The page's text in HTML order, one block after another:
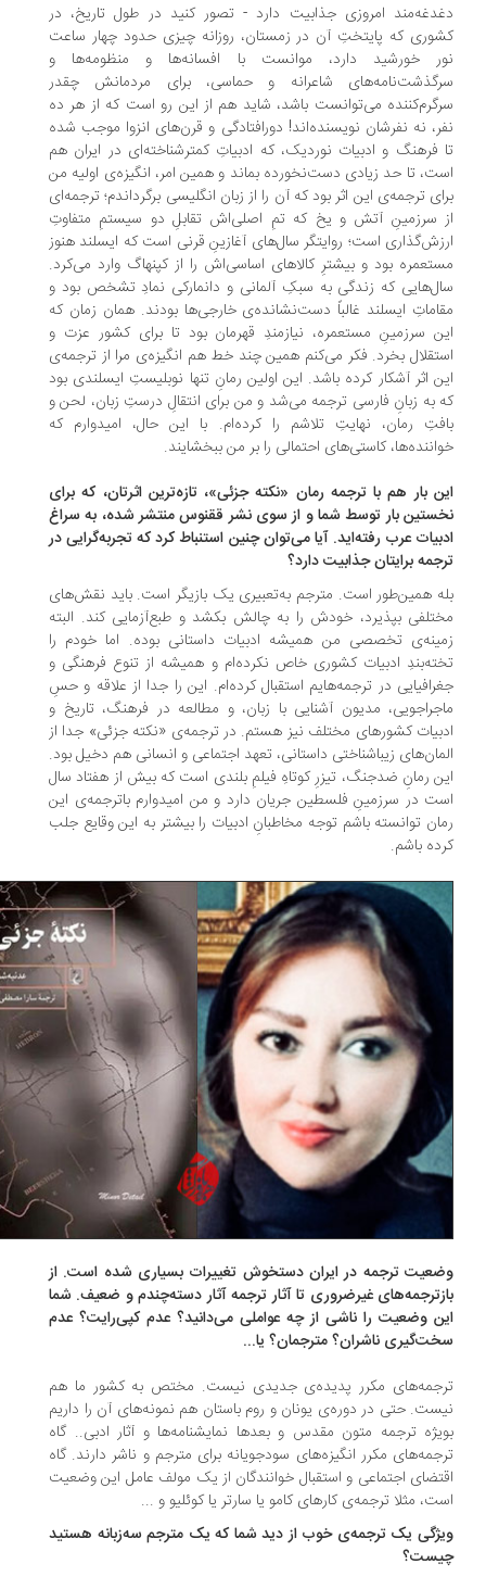
امروزی جذابیت دارد - تصور کنید در طول تاریخ، در
که پایتختِ آن در زمستان، روزانه چیزی حدود چهار ساعت
خورشید دارد، موانست با افسانه‌ها و منظومه‌ها و
شاعرانه و حماسی، برای مردمانش چقدر
می‌توانست باشد، شاید هم از این رو است که از هر ده
نه نفرشان نویسنده‌اند! دورافتادگی و قرن‌های انزوا موجب شده
فرهنگ و ادبیات نوردیک، که ادبیاتِ کمترشناخته‌ای در ایران هم
تا حد زیادی دست‌نخورده بماند و همین امر، انگیزه‌ی اولیه من
ترجمه‌ی این اثر بود که آن را از زبان انگلیسی برگرداندم؛ ترجمه‌ای
سرزمینِ آتش و یخ که تمِ اصلی‌اش تقابلِ دو سیستمِ متفاوتِ
است؛ روایتگر سال‌های آغازینِ قرنی است که ایسلند هنوز
بود و بیشترِ کالاهای اساسی‌اش را از کپنهاگ وارد می‌کرد.
که زندگی به سبکِ آلمانی و دانمارکی نمادِ تشخص بود و
ایسلند غالباً دست‌نشانده‌ی خارجی‌ها بودند. همان زمان که
سرزمینِ مستعمره‌، نیازمندِ قهرمان بود تا برای کشور عزت و
بخرد. فکر می‌کنم همین چند خط هم انگیزه‌ی مرا از ترجمه‌ی
اثر آشکار کرده باشد. این اولین رمانِ تنها نوبلیستِ ایسلندی بود
به زبانِ فارسی ترجمه می‌شد و من برای انتقالِ درستِ زبان، لحن و
رمان، نهایتِ تلاشم را کرده‌ام. با این حال، امیدوارم که
کاستی‌های احتمالی را بر من ببخشایند.
بار هم با ترجمه‌ رمان «نکته جزئی»، تازه‌ترین اثرتان، که برای
بار توسط شما و از سوی نشر ققنوس منتشر شده، به سراغ
عرب رفته‌اید. آیا می‌توان چنین استنباط کرد که تجربه‌گرایی در
برایتان جذابیت دارد؟
همین‌طور است. مترجم به‌تعبیری یک بازیگر است. باید نقش‌های
بپذیرد، خودش را به چالش بکشد و طبع‌آزمایی کند. البته
تخصصی من همیشه ادبیات داستانی بوده. اما خودم را
ادبیات کشوری خاص نکرده‌ام و همیشه از تنوع فرهنگی و
در ترجمه‌هایم استقبال کرده‌ام. این را جدا از علاقه و حسِ
مدیون آشنایی با زبان، و مطالعه در فرهنگ، تاریخ و
کشورهای مختلف نیز هستم. در ترجمه‌ی «نکته جزئی» جدا از
زیباشناختی داستانی، تعهد اجتماعی و انسانی هم دخیل بود.
رمانِ ضدجنگ، تیزرِ کوتاهِ فیلمِ بلندی است که بیش از هفتاد سال
در سرزمینِ فلسطین جریان دارد و من امیدوارم باترجمه‌ی این
توانسته باشم توجه مخاطبانِ ادبیات را بیشتر به این وقایع جلب
باشم.
ترجمه در ایران دستخوش تغییرات بسیاری شده است. از
غیرضروری تا آثار ترجمه آثار دسته‌چندم و ضعیف. شما
وضعیت را ناشی از چه عواملی می‌دانید؟ عدم کپی‌رایت؟ عدم
ناشران؟ مترجمان؟ یا...
مکرر پدیده‌ی جدیدی نیست. مختص به کشور ما هم
حتی در دوره‌ی یونان و روم باستان هم نمونه‌های آن را داریم
ترجمه متون مقدس و بعدها نمایشنامه‌ها و آثار ادبی.. گاه
مکرر انگیزه‌های سودجویانه برای مترجم و ناشر دارند. گاه
اجتماعی و استقبال خوانندگان از یک مولف عامل این وضعیت
مثلا ترجمه‌ی کارهای کامو یا سارتر یا کوئلیو و ...
یک ترجمه‌ی خوب از دید شما که یک مترجم سه‌زبانه هستید